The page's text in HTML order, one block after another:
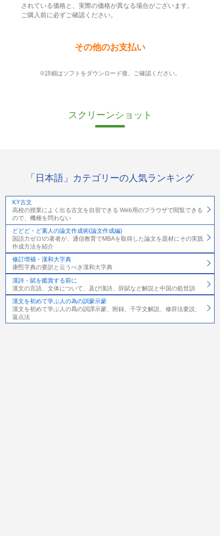
されている価格と、実際の価格が異なる場合がございます。
ご購入前に必ずご確認ください。
その他のお支払い
※詳細はソフトをダウンロード後、ご確認ください。
スクリーンショット
「日本語」カテゴリーの人気ランキング
KY古文
高校の授業によく出る古文を自習できる Web用のブラウザで閲覧できる
ので、機種を問わない
どどど・ど素人の論文作成術(論文作成編)
国語力ゼロ!の著者が、通信教育でMBAを取得した論文を題材にその実践
作成方法を紹介
修訂増補・漢和大字典
康煕字典の要訳と云うべき漢和大字典
漢詩・賦を鑑賞する前に
漢文の言語、文体について、及び漢詩、辞賦など解説と中国の処世訓
漢文を初めて学ぶ人の為の訓蒙示蒙
漢文を初めて学ぶ人の爲の訓譯示蒙、附録、千字文解説、修辞法要説、
返点法